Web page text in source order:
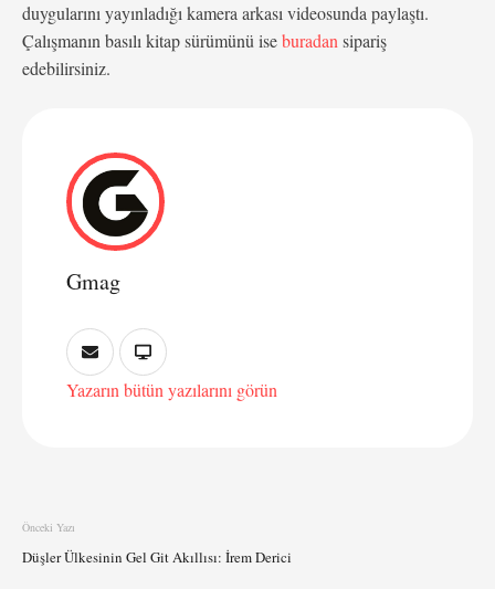
duygularını yayınladığı kamera arkası videosunda paylaştı.
Çalışmanın basılı kitap sürümünü iseburadan sipariş
edebilirsiniz.
Gmag
Yazarın bütün yazılarını görün
Önceki Yazı
Düşler Ülkesinin Gel Git Akıllısı: İrem Derici